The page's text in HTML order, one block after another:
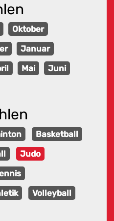
Oktober
Januar
Mai
Juni
Basketball
Judo
Volleyball